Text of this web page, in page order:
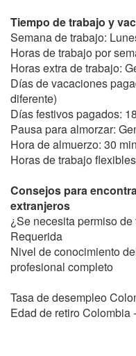
Tiempo de trabajo y
Semana de trabajo:
Horas de trabajo por
Horas extra de trabajo:
Días de vacaciones
diferente)
Días festivos pagados: 18
Pausa para almorzar:
Hora de almuerzo: 30
Horas de trabajo
Consejos para
extranjeros
¿Se necesita permiso
Requerida
Nivel de conocimiento
profesional completo
Tasa de desempleo
Edad de retiro Colombia